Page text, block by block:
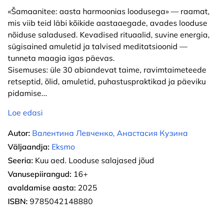
«Šamaanitee: aasta harmoonias loodusega» — raamat,
mis viib teid läbi kõikide aastaaegade, avades looduse
nõiduse saladused. Kevadised rituaalid, suvine energia,
sügisained amuletid ja talvised meditatsioonid —
tunneta maagia igas päevas.
Sisemuses: üle 30 abiandevat taime, ravimtaimeteede
retseptid, õlid, amuletid, puhastuspraktikad ja päeviku
pidamise...
Loe edasi
Autor: Валентина Левченко, Анастасия Кузина
Väljaandja: Eksmo
Seeria: Kuu aed. Looduse salajased jõud
Vanusepiirangud: 16+
avaldamise aasta: 2025
ISBN: 9785042148880